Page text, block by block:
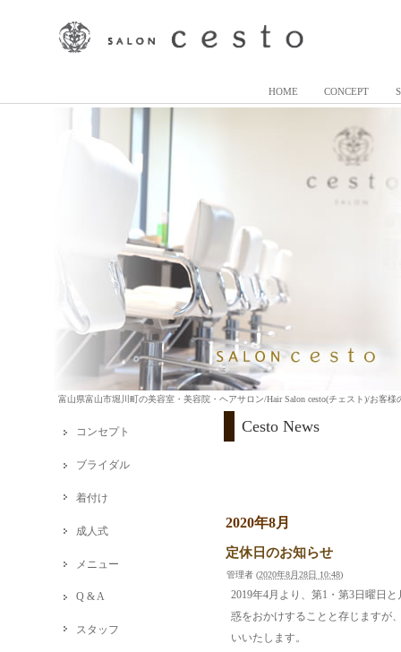
富山県富山市堀川町の美容室・美容院・ヘアサロン/Hair Salon cesto(チェスト)/お客
HOME CONCEPT
Cesto News
2020年8月
定休日のお知らせ
管理者 (2020年8月28日 10:48)
2019年4月より、第1・第3日曜日
惑をおかけすることと存じますが
いいたします。
コンセプト
ブライダル
着付け
成人式
メニュー
Q & A
スタッフ